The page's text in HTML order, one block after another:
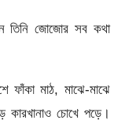
তিনি জোজোর সব কথা
ফাঁকা মাঠ, মাঝে-মাঝে
চোখে পড়ে।